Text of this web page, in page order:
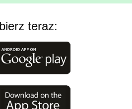
teraz: